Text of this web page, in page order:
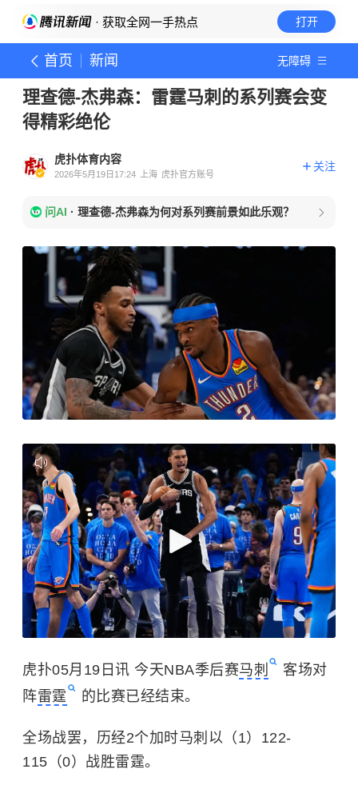
· 获取全网一手热点 打开
首页 新闻 无障碍
理查德-杰弗森：雷霆马刺的系列赛会变
得精彩绝伦
虎扑体育内容
2026年5月19日17:24 上海 虎扑官方账号
关注
问AI · 理查德-杰弗森为何对系列赛前景如此乐观？
虎扑05月19日讯 今天NBA季后赛马刺
客场对
阵雷霆 的比赛已经结束。
全场战罢，历经2个加时马刺以（1）122-
115（0）战胜雷霆。